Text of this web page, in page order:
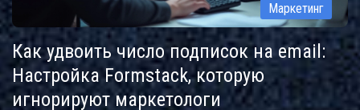
Маркетинг
Как удвоить число подписок на email:
Настройка Formstack, которую
игнорируют маркетологи